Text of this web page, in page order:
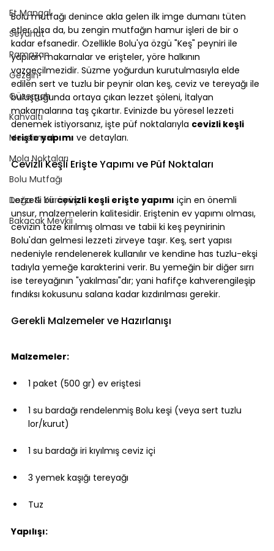
Et Mangal
Seyahat
Ramazan
Gezgin
Güzergah
Kahvaltı
Mevsimsel
Mola Noktaları
Bolu Mutfağı
Doğa & Yürüyüş
Bakacak Mevkii
Bolu mutfağı denince akla gelen ilk imge dumanı tüten
etler olsa da, bu zengin mutfağın hamur işleri de bir o
kadar efsanedir. Özellikle Bolu'ya özgü "Keş" peyniri ile
yapılan makarnalar ve erişteler, yöre halkının
vazgeçilmezidir. Süzme yoğurdun kurutulmasıyla elde
edilen sert ve tuzlu bir peynir olan keş, ceviz ve tereyağı ile
buluştuğunda ortaya çıkan lezzet şöleni, İtalyan
makarnalarına taş çıkartır. Evinizde bu yöresel lezzeti
denemek istiyorsanız, işte püf noktalarıyla cevizli keşli
erişte yapımı ve detayları.
Cevizli Keşli Erişte Yapımı ve Püf Noktaları
Lezzetli bir cevizli keşli erişte yapımı için en önemli
unsur, malzemelerin kalitesidir. Eriştenin ev yapımı olması,
cevizin taze kırılmış olması ve tabii ki keş peynirinin
Bolu'dan gelmesi lezzeti zirveye taşır. Keş, sert yapısı
nedeniyle rendelenerek kullanılır ve kendine has tuzlu-ekşi
tadıyla yemeğe karakterini verir. Bu yemeğin bir diğer sırrı
ise tereyağının "yakılması"dır; yani hafifçe kahverengileşip
fındıksı kokusunu salana kadar kızdırılması gerekir.
Gerekli Malzemeler ve Hazırlanışı
Malzemeler:
1 paket (500 gr) ev eriştesi
1 su bardağı rendelenmiş Bolu keşi (veya sert tuzlu
lor/kurut)
1 su bardağı iri kıyılmış ceviz içi
3 yemek kaşığı tereyağı
Tuz
Yapılışı: